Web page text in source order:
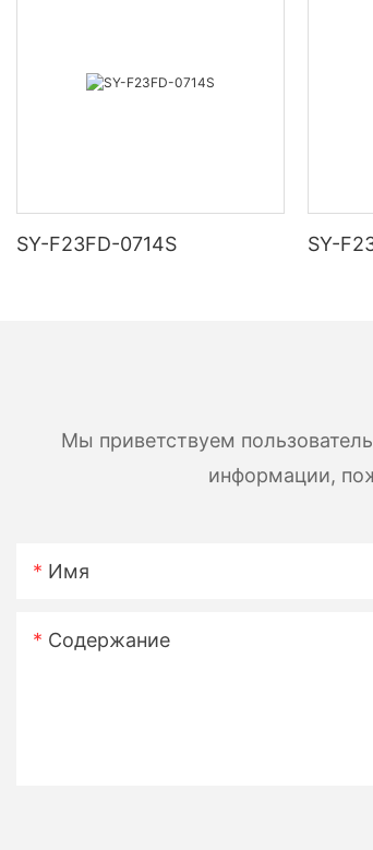
SY-F23FD-0714S SY-
Мы приветствуем
информации,
Имя
Содержание